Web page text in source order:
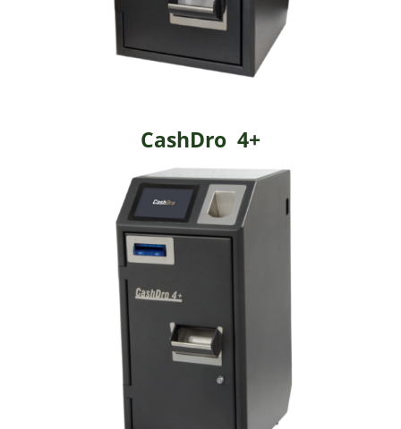
CashDro 4+